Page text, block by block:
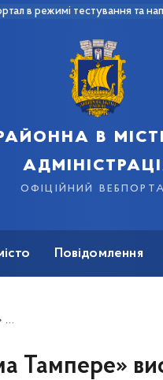
в режимі тестування та
в
офіційний
Повідомлення
Тампере»